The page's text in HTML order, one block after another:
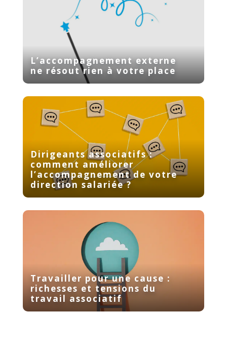
L’accompagnement externe
ne résout rien à votre place
Dirigeants associatifs :
comment améliorer
l’accompagnement de votre
direction salariée ?
Travailler pour une cause :
richesses et tensions du
travail associatif